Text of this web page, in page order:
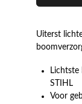
Uiterst
Lichtste
STIHL
Voor